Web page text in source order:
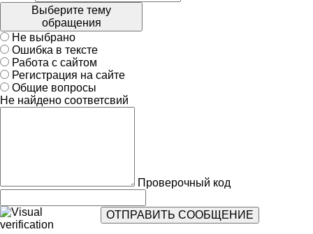
Выберите тему
обращения
Не выбрано
Ошибка в тексте
Работа с сайтом
Регистрация на сайте
Общие вопросы
Не найдено соответсвий
Проверочный код